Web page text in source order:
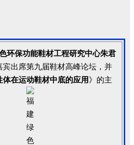
环保功能鞋材工程研究中心朱君
宾出席第九届鞋材高峰论坛，并
体在运动鞋材中底的应用 》的主